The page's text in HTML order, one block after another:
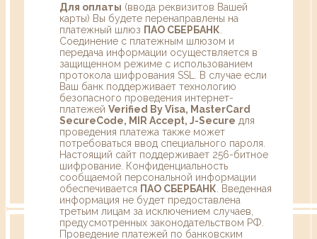
Для оплаты (ввода реквизитов Вашей
карты) Вы будете перенаправлены на
платежный шлюз ПАО СБЕРБАНК
Соединение с платежным шлюзом и
передача информации осуществляется в
защищенном режиме с использованием
протокола шифрования SSL. В случае если
Ваш банк поддерживает технологию
безопасного проведения интернет-
платежей Verified By Visa, MasterCard
SecureCode, MIR Accept, J-Secure для
проведения платежа также может
потребоваться ввод специального пароля.
Настоящий сайт поддерживает 256-битное
шифрование. Конфиденциальность
сообщаемой персональной информации
обеспечивается ПАО СБЕРБАНК . Введенная
информация не будет предоставлена
третьим лицам за исключением случаев,
предусмотренных законодательством РФ.
Проведение платежей по банковским